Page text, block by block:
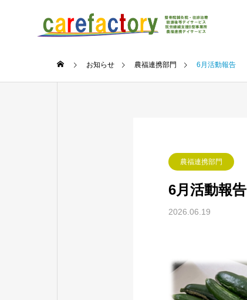
お知らせ 農福連携部門 6月活動報告
農福連携部門
6月活動報告
2026.06.19